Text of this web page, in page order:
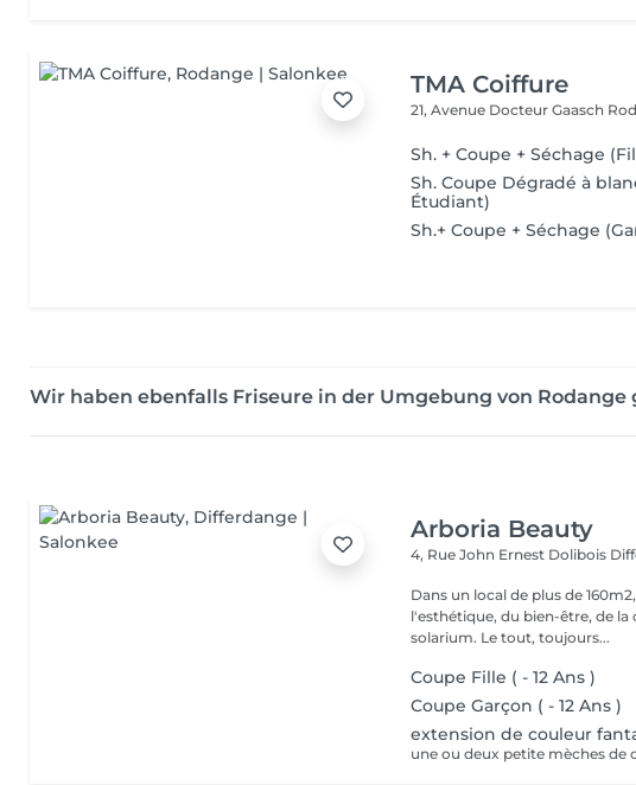
TMA Coiffure
21, Avenue Docteur Gaasch
Sh. + Coupe + Séchage
Sh. Coupe Dégradé à
Étudiant)
Sh.+ Coupe + Séchage
Wir haben ebenfalls Friseure in der Umgebung von Rodange
Arboria Beauty
4, Rue John Ernest Dolibois
Dans un local de plus de
l'esthétique, du bien-être, de
solarium. Le tout, toujours...
Coupe Fille ( - 12 Ans )
Coupe Garçon ( - 12 Ans )
extension de couleur